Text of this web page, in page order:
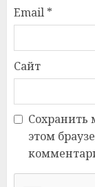
Email *
Сайт
Сохранить
этом